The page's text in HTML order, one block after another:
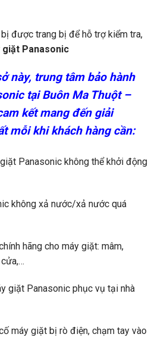
được trang bị để hỗ trợ kiểm tra,
giặt Panasonic
này, trung tâm bảo hành
tại Buôn Ma Thuột –
kết mang đến giải
mỗi khi khách hàng cần:
Panasonic không thể khởi động
không xả nước/xả nước quá
hãng cho máy giặt: mâm,
giặt Panasonic phục vụ tại nhà
máy giặt bị rò điện, chạm tay vào